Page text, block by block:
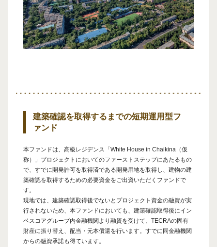
建築確認を取得するまでの短期運用型フ
ァンド
本ファンドは、高級レジデンス「White House in Chaikina（仮
称）」プロジェクトにおいてのファーストステップにあたるもの
で、すでに開発許可を取得済である開発用地を取得し、建物の建
築確認を取得するための必要資金をご出資いただくファンドで
す。
現地では、建築確認取得後でないとプロジェクト資金の融資が実
行されないため、本ファンドにおいても、建築確認取得後にイン
ベスコアグループ内金融機関より融資を受けて、TECRAの固有
財産に振り替え、配当・元本償還を行います。すでに同金融機関
からの融資承諾も得ています。